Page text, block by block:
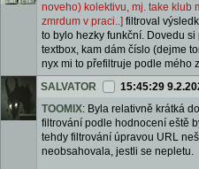
noveho) kolektivu, mj. take klub
zmrdum v praci..] filtroval
to bylo hezky funkční. Dovedu
textbox, kam dám číslo (dejme
nyx mi to přefiltruje podle mého
SALVATOR
15:45:29
TOOMIX: Byla relativně krátká
filtrování podle hodnocení eště
tehdy filtrování úpravou URL
neobsahovala, jestli se nepletu.